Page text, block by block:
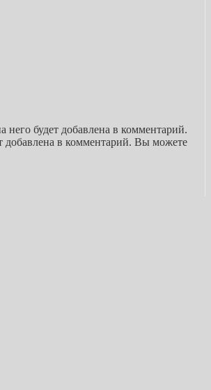
будет добавлена в комментарий.
добавлена в комментарий. Вы можете